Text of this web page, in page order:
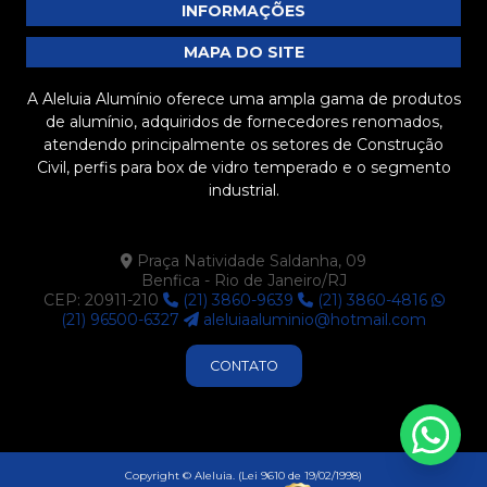
opções e como economizar na compra
Barra chata de alumínio preço: descubra como
economizar na sua compra
Barra chata de alumínio preço: tudo que você precisa
saber antes de comprar
Barra Chata de Alumínio Preto é a Solução Ideal para
Barra Chata de Alumínio Preto: Vantagens e
Aplicações que Você Precisa Conhecer
Barra chata de alumínio preto: versatilidade e
Barra chata de alumínio preto: versatilidade e
Barra Chata de Alumínio Preto: Versatilidade e Estilo
INFORMAÇÕES
MAPA DO SITE
A Aleluia Alumínio oferece uma ampla gama de produtos
de alumínio, adquiridos de fornecedores renomados,
atendendo principalmente os setores de Construção
Civil, perfis para box de vidro temperado e o segmento
industrial.
Praça Natividade Saldanha, 09
Benfica - Rio de Janeiro/RJ
CEP: 20911-210
(21) 3860-9639
(21) 3860-4816
(21) 96500-6327
aleluiaaluminio@hotmail.com
CONTATO
Copyright © Aleluia. (Lei 9610 de 19/02/1998)